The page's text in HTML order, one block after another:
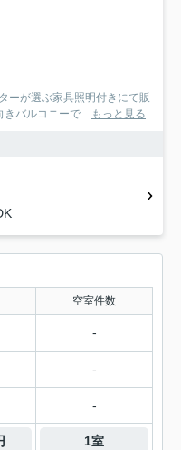
ーが選ぶ家具照明付きにて販
バルコニーで... もっと見る
空室件数
-
-
-
1室